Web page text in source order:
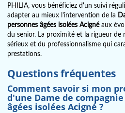
PHILIA, vous bénéficiez d'un suivi
adapter au mieux l'intervention de la
personnes âgées isolées Acignéaux
du senior. La proximité et la rigueur
sérieux et du professionnalisme qui
prestations.
Questions fréquentes
Comment savoir si mon
d'une Dame de
âgées isolées Acigné ?